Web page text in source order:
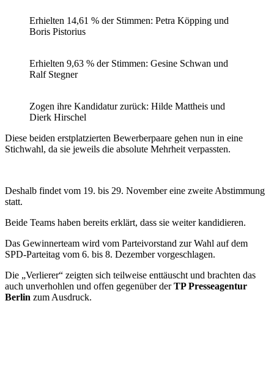
Erhielten 14,61 % der Stimmen: Petra Köpping und
Boris Pistorius
Erhielten 9,63 % der Stimmen: Gesine Schwan und
Ralf Stegner
Zogen ihre Kandidatur zurück: Hilde Mattheis und
Dierk Hirschel
Diese beiden erstplatzierten Bewerberpaare gehen nun in eine
Stichwahl, da sie jeweils die absolute Mehrheit verpassten.
Deshalb findet vom 19. bis 29. November eine zweite Abstimmung
statt.
Beide Teams haben bereits erklärt, dass sie weiter kandidieren.
Das Gewinnerteam wird vom Parteivorstand zur Wahl auf dem
SPD-Parteitag vom 6. bis 8. Dezember vorgeschlagen.
Die „Verlierer“ zeigten sich teilweise enttäuscht und brachten das
auch unverhohlen und offen gegenüber derTP Presseagentur
Berlin zum Ausdruck.